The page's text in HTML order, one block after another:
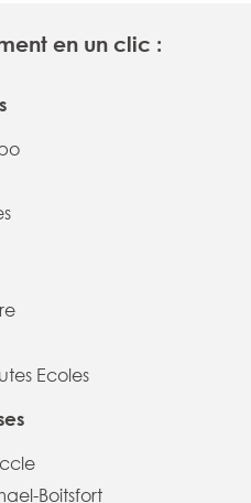
en un clic :
Ecoles
Boitsfort